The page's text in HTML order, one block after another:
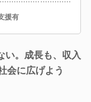
援有
い。成長も、収入
会に広げよう